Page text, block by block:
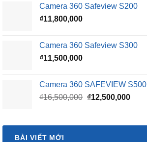
₫16,500,000.là:
Camera 360 Safeview S200
₫11,800,000
Camera 360 Safeview S300
₫11,500,000
Camera 360 SAFEVIEW S500
₫16,500,000 Giá
₫16,500,000.
₫12,500,000Giá
là:
BÀI VIẾT MỚI